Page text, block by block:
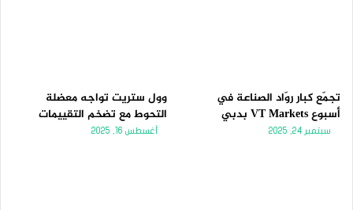
تجمّع كبار روّاد الصناعة في
أسبوع VT Markets بدبي
سبتمبر 24, 2025
وول ستريت تواجه معضلة
التحوط مع تضخم التقييمات
أغسطس 16, 2025